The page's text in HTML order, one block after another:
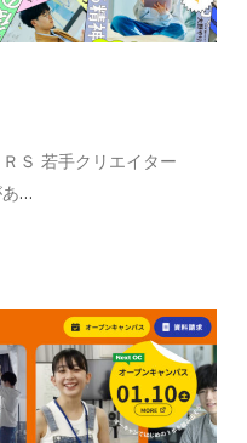
Ｓ 若手クリエイター
…